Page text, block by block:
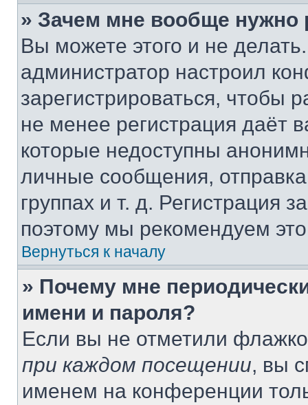
» Зачем мне вообще нужно
Вы можете этого и не
администратор настроил
зарегистрироваться, чтобы
не менее регистрация даёт
которые недоступны
личные сообщения,
группах и т. д. Регистрация
поэтому мы рекомендуем
Вернуться к началу
» Почему мне
имени и пароля?
Если вы не отметили
при каждом посещении, вы
именем на конференции